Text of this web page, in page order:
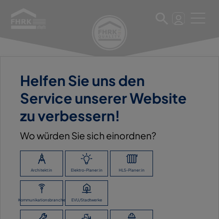
Helfen Sie uns den
Service unserer Website
zu verbessern!
Wo würden Sie sich einordnen?
Architekt:in Elektro-Planer:in HLS-Planer:in
Kommunikationsbranche EVU/Stadtwerke
22. März 2023
BAUKING WESER-EMS
GMBH
ZURÜCK ZUR ÜBERSICHT